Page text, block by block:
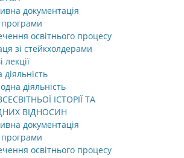
документація
програми
освітнього процесу
зі стейкхолдерами
лекції
діяльність
діяльність
ІСТОРІЇ ТА
ВІДНОСИН
документація
програми
освітнього процесу